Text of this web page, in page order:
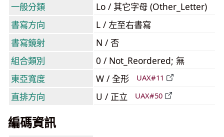
一般分類
Lo / 其它字母 (Other_Letter)
書寫方向
L / 左至右書寫
書寫鏡射
N / 否
組合類別
0 / Not_Reordered; 無
東亞寬度
W / 全形 UAX#11
直排方向 U / 正立 UAX#50
編碼資訊